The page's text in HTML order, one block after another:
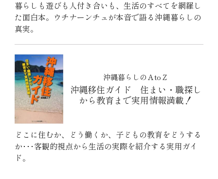
暮らしも遊びも人付き合いも、生活のすべてを網羅し
た面白本。ウチナーンチュが本音で語る沖縄暮らしの
真実。
沖縄暮らしのＡtoＺ
沖縄移住ガイド 住まい・職探し
から教育まで実用情報満載！
どこに住むか、どう働くか、子どもの教育をどうする
か･･･客観的視点から生活の実際を紹介する実用ガイ
ド。